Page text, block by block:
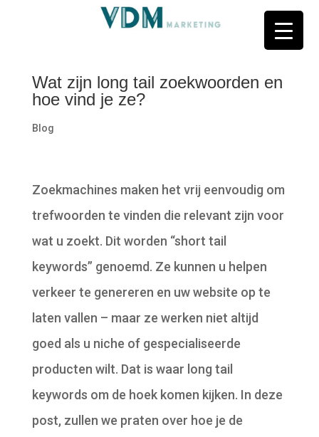
Wat zijn long tail zoekwoorden en
hoe vind je ze?
Blog
Zoekmachines maken het vrij eenvoudig om
trefwoorden te vinden die relevant zijn voor
wat u zoekt. Dit worden “short tail
keywords” genoemd. Ze kunnen u helpen
verkeer te genereren en uw website op te
laten vallen – maar ze werken niet altijd
goed als u niche of gespecialiseerde
producten wilt. Dat is waar long tail
keywords om de hoek komen kijken. In deze
post, zullen we praten over hoe je de